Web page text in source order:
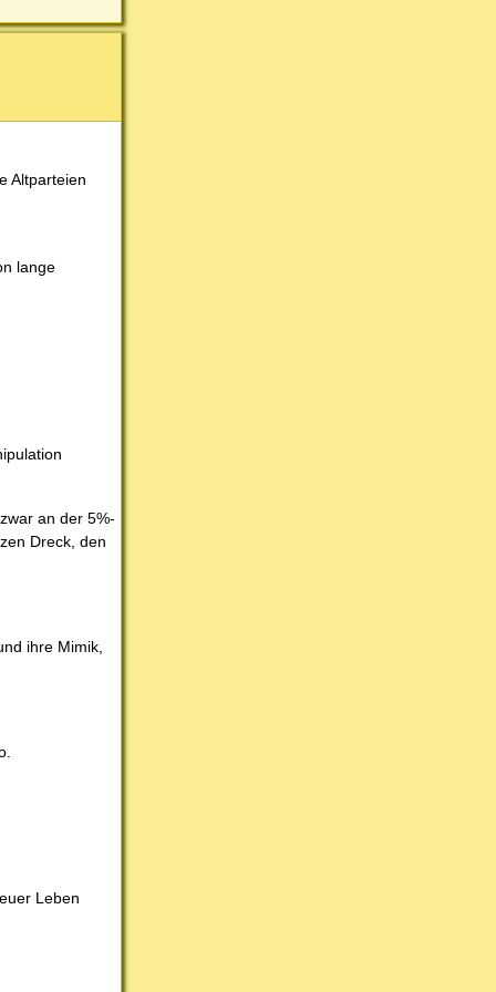
Altparteien
lange
an der 5%-
Dreck, den
ihre Mimik,
Leben